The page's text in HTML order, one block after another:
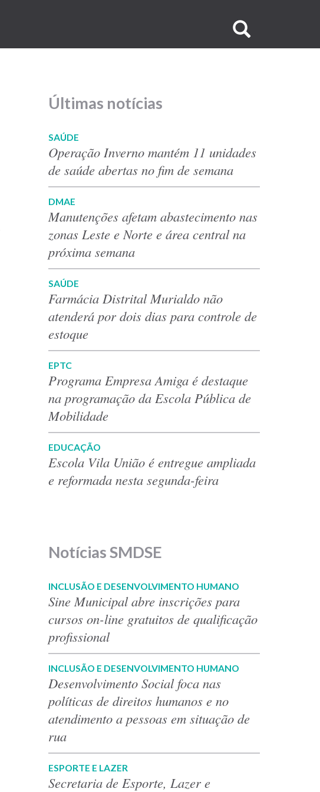
no
Últimas notícias
SAÚDE
Operação Inverno mantém 11 unidades
de saúde abertas no fim de semana
DMAE
Manutenções afetam abastecimento nas
zonas Leste e Norte e área central na
próxima semana
SAÚDE
Farmácia Distrital Murialdo não
atenderá por dois dias para controle de
estoque
EPTC
Programa Empresa Amiga é destaque
na programação da Escola Pública de
Mobilidade
EDUCAÇÃO
Escola Vila União é entregue ampliada
e reformada nesta segunda-feira
Notícias SMDSE
INCLUSÃO E DESENVOLVIMENTO HUMANO
Sine Municipal abre inscrições para
cursos on-line gratuitos de qualificação
profissional
INCLUSÃO E DESENVOLVIMENTO HUMANO
Desenvolvimento Social foca nas
políticas de direitos humanos e no
atendimento a pessoas em situação de
rua
ESPORTE E LAZER
Secretaria de Esporte, Lazer e